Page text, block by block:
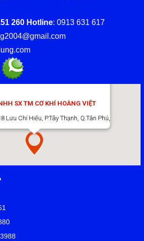
260 Hotline: 0913 631 617
SX TM CƠ KHÍ HOÀNG VIỆT
Lưu Chí Hiếu, P.Tây Thạnh, Q.Tân Phú,
38 15 12 60